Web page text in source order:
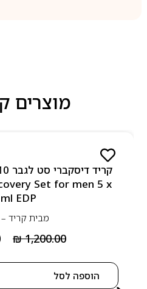
מוצרים
Set for men 5 x
EDP
מבית קריד – Creed
₪1,200.00
הוספה לסל